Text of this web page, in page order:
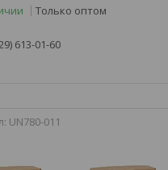
Только оптом
613-01-60
UN780-011